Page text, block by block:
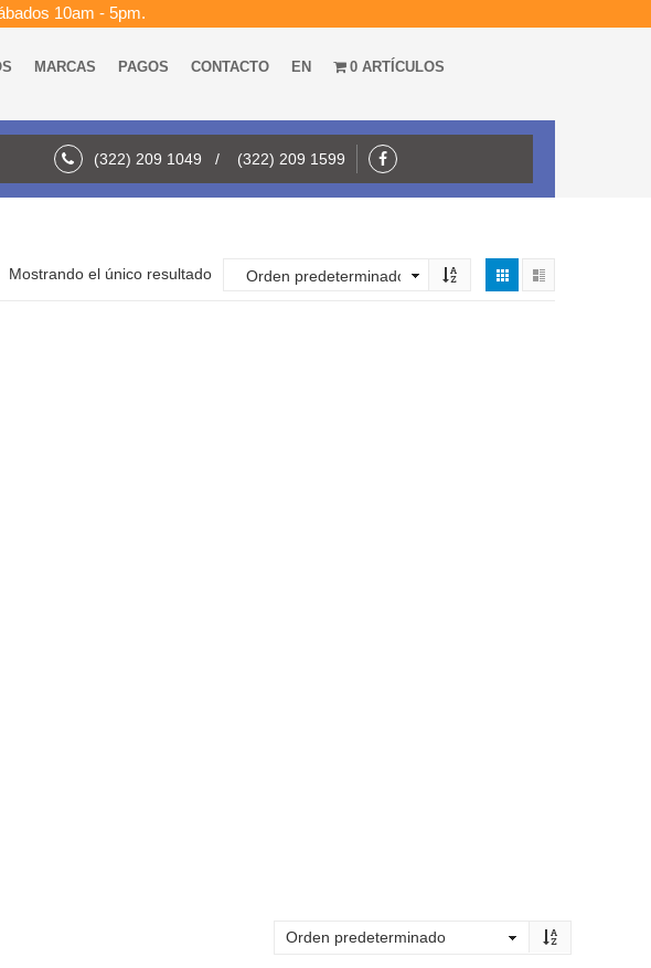
10am - 5pm.
MARCAS PAGOS CONTACTO EN 0 ARTÍCULOS
(322) 209 1049 / (322) 209 1599
Mostrando el único resultado